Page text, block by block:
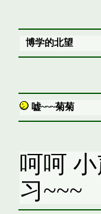
博学的北望
嘘~~~菊菊
呵呵
习~~~